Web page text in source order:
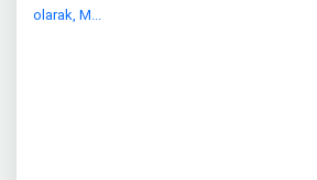
olarak, M...